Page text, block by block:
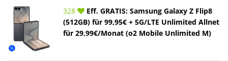
328
Eff. GRATIS: Samsung Galaxy Z Flip8
(512GB) für 99,95€ + 5G/LTE Unlimited Allnet
für 29,99€/Monat (o2 Mobile Unlimited M)